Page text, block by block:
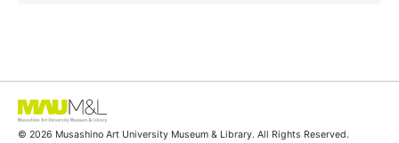
© 2026 Musashino Art University Museum & Library. All Rights Reserved.